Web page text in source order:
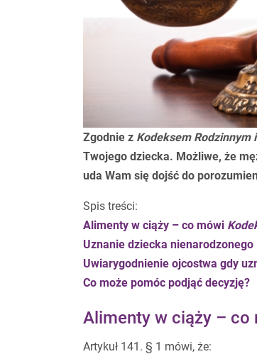
Zgodnie z Kodeksem Rodzinnym
Twojego dziecka. Możliwe, że
uda Wam się dojść do
Spis treści:
Alimenty w ciąży – co mówi
Uznanie dziecka nienarodzonego
Uwiarygodnienie ojcostwa gdy
Co może pomóc podjąć decyzję?
Alimenty w ciąży – co
Artykuł 141. § 1 mówi, że: